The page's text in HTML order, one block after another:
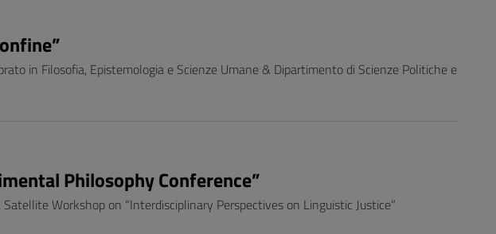
in Filosofia, Epistemologia e Scienze Umane & Dipartimento di Scienze Politiche e
Philosophy Conference”
Workshop on “Interdisciplinary Perspectives on Linguistic Justice”